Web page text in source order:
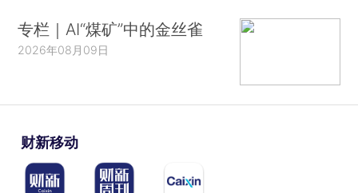
专栏｜AI“煤矿”中的金丝雀
2026年08月09日
财新移动